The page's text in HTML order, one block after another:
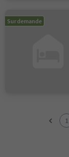
Sur demande
1